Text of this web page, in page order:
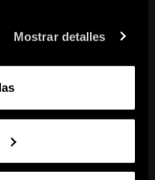
Mostrar detalles